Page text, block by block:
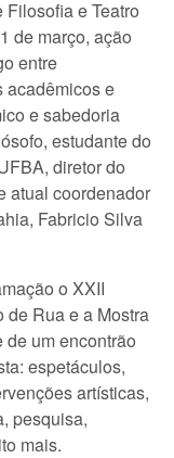
e Teatro
de março, ação
entre
acadêmicos e
e sabedoria
estudante do
diretor do
atual coordenador
Fabricio Silva
o XXII
de Rua e a Mostra
de um encontrão
espetáculos,
artísticas,
pesquisa,
mais.